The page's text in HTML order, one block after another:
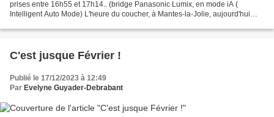
prises entre 16h55 et 17h14.. (bridge Panasonic Lumix, en mode iA (
Intelligent Auto Mode) L'heure du coucher, à Mantes-la-Jolie, aujourd'hui
C'est jusque Février !
Publié le 17/12/2023 à 12:49
Par Evelyne Guyader-Debrabant